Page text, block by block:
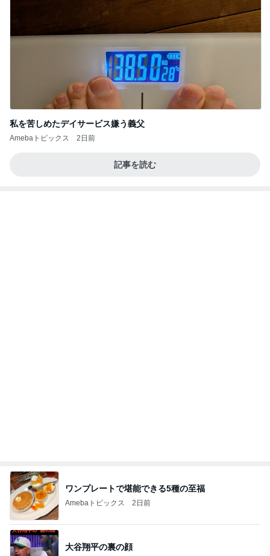
私を苦しめたデイサービス嫌う義父
Amebaトピックス 2日前
記事を読む
ワンプレートで堪能できる5種の至福
Amebaトピックス 2日前
大谷翔平の裏の顔